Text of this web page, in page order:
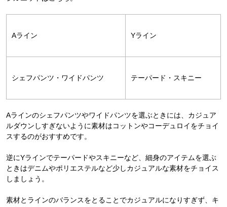
Aライン Yライン
シェフパンツ・ワイドパンツ テーパード・スキニー
Aラインのシェフパンツやワイドパンツを選ぶときには、カジュア
ルダウンしすぎないように素材はコットンやコーデュロイをチョイ
スするのがおすすめです。
逆にYラインでテーパードやスキニーなど、細身のアイテムを選ぶ
ときはデニムやポリエステルなど少しカジュアルな素材をチョイス
しましょう。
素材とラインのバランスをとることでカジュアルになりすぎず、キ